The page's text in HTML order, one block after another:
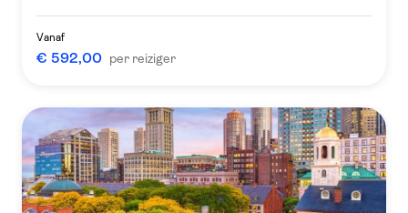
Vanaf
€ 592,00 per reiziger